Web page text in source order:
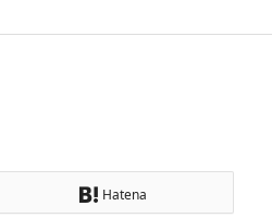
Hatena